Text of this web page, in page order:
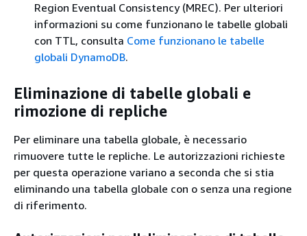
Region Eventual Consistency (MREC). Per ulteriori
informazioni su come funzionano le tabelle globali
con TTL, consulta Come funzionano le tabelle
globali DynamoDB.
Eliminazione di tabelle globali e
rimozione di repliche
Per eliminare una tabella globale, è necessario
rimuovere tutte le repliche. Le autorizzazioni richieste
per questa operazione variano a seconda che si stia
eliminando una tabella globale con o senza una regione
di riferimento.